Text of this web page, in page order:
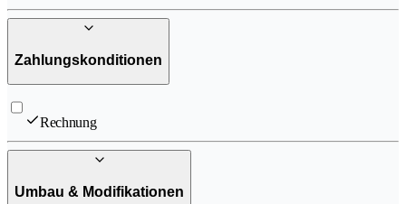
Zahlungskonditionen
Rechnung
Umbau & Modifikationen